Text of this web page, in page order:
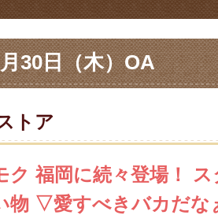
30日（木）OA
トア
福岡に続々登場！
物 ▽愛すべきバカだな